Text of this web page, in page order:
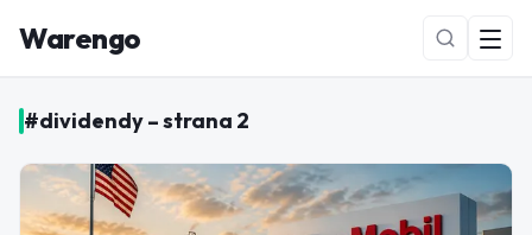
Warengo
#dividendy– strana 2